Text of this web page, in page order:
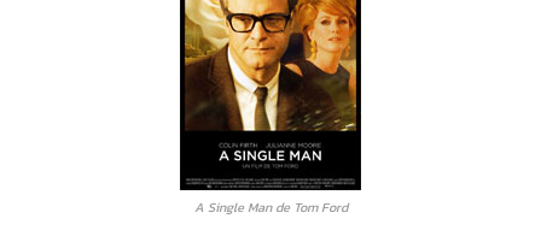
A Single Man de Tom Ford